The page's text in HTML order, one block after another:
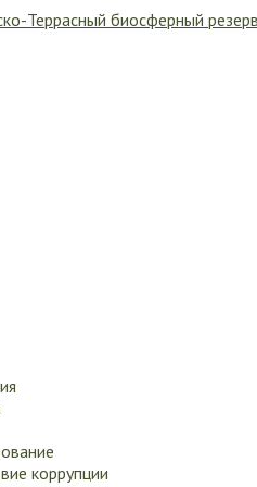
Террасный биосферный
коррупции